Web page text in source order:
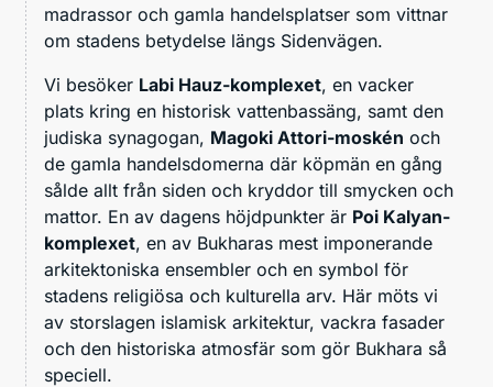
madrassor och gamla handelsplatser som vittnar
om stadens betydelse längs Sidenvägen.
Vi besöker Labi Hauz-komplexet, en vacker
plats kring en historisk vattenbassäng, samt den
judiska synagogan, Magoki Attori-moskén och
de gamla handelsdomerna där köpmän en gång
sålde allt från siden och kryddor till smycken och
mattor. En av dagens höjdpunkter är Poi Kalyan-
komplexet, en av Bukharas mest imponerande
arkitektoniska ensembler och en symbol för
stadens religiösa och kulturella arv. Här möts vi
av storslagen islamisk arkitektur, vackra fasader
och den historiska atmosfär som gör Bukhara så
speciell.